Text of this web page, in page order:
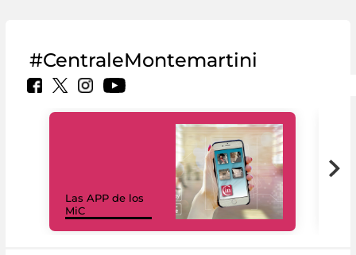
#CentraleMontemartini
Las APP de los
MiC